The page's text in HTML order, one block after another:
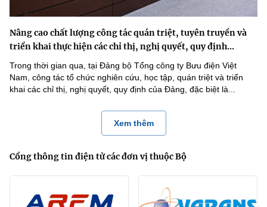
Nâng cao chất lượng công tác quán triệt, tuyên truyền và
triển khai thực hiện các chỉ thị, nghị quyết, quy định...
Trong thời gian qua, tại Đảng bộ Tổng công ty Bưu điện Việt
Nam, công tác tổ chức nghiên cứu, học tập, quán triệt và triển
khai các chỉ thị, nghị quyết, quy định của Đảng, đặc biệt là...
Xem thêm
Cổng thông tin điện tử các đơn vị thuộc Bộ